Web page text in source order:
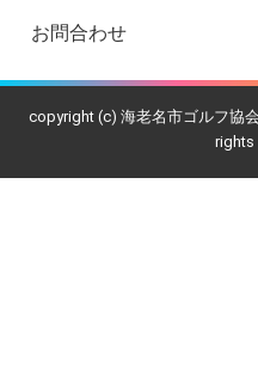
お問合わせ
copyright (c) 海老名市ゴルフ協
rights